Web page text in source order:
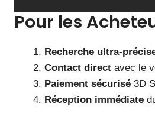
Pour les
Recherche ultra-
Contact direct avec le
Paiement sécurisé 3D
Réception immédiate